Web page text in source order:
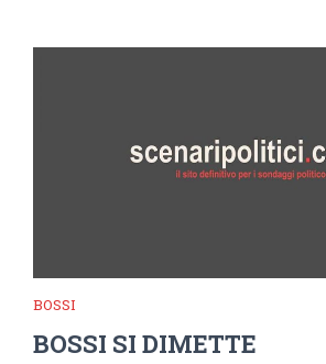
BOSSI
BOSSI SI DIMETTE